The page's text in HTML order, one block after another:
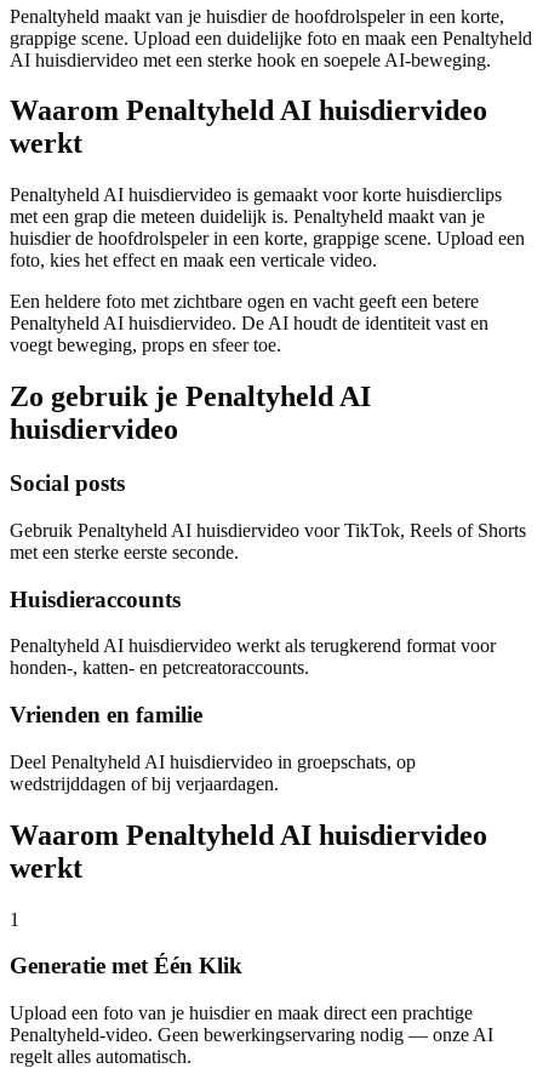
Penaltyheld maakt van je huisdier de hoofdrolspeler in een korte,
grappige scene. Upload een duidelijke foto en maak een Penaltyheld
AI huisdiervideo met een sterke hook en soepele AI-beweging.
Waarom Penaltyheld AI huisdiervideo
werkt
Penaltyheld AI huisdiervideo is gemaakt voor korte huisdierclips
met een grap die meteen duidelijk is. Penaltyheld maakt van je
huisdier de hoofdrolspeler in een korte, grappige scene. Upload een
foto, kies het effect en maak een verticale video.
Een heldere foto met zichtbare ogen en vacht geeft een betere
Penaltyheld AI huisdiervideo. De AI houdt de identiteit vast en
voegt beweging, props en sfeer toe.
Zo gebruik je Penaltyheld AI
huisdiervideo
Social posts
Gebruik Penaltyheld AI huisdiervideo voor TikTok, Reels of Shorts
met een sterke eerste seconde.
Huisdieraccounts
Penaltyheld AI huisdiervideo werkt als terugkerend format voor
honden-, katten- en petcreatoraccounts.
Vrienden en familie
Deel Penaltyheld AI huisdiervideo in groepschats, op
wedstrijddagen of bij verjaardagen.
Waarom Penaltyheld AI huisdiervideo
werkt
1
Generatie met Één Klik
Upload een foto van je huisdier en maak direct een prachtige
Penaltyheld-video. Geen bewerkingservaring nodig — onze AI
regelt alles automatisch.